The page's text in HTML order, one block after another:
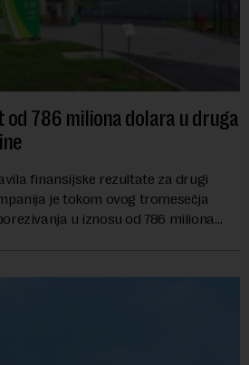
786 miliona dolara u druga
finansijske rezultate za drugi
je tokom ovog tromesečja
u iznosu od 786 miliona